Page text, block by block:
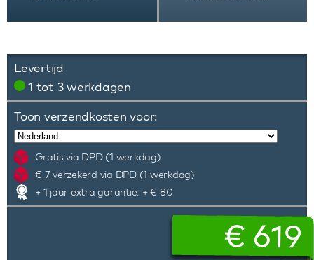
Levertijd
1 tot 3 werkdagen
Toon verzendkosten voor:
Gratis via DPD (1 werkdag)
€ 7 verzekerd via DPD (1 werkdag)
+ 1 jaar extra garantie: + € 80
€619